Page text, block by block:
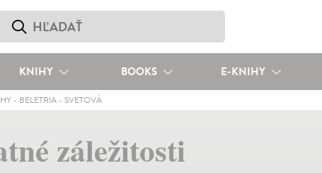
KNIHY BOOKS E-KNIHY
- BELETRIA - SVETOVÁ
záležitosti